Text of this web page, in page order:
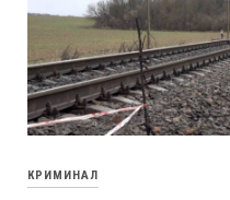
КРИМИНАЛ